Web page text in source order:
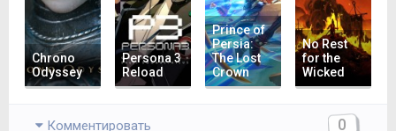
Chrono
Odyssey
Persona 3
Reload
Prince of
Persia:
The Lost
Crown
No Rest
for the
Wicked
Комментировать 0